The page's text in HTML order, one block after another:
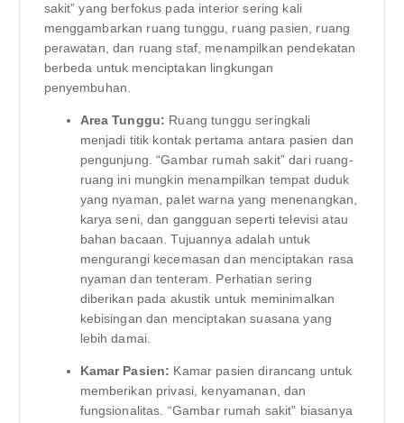
sakit” yang berfokus pada interior sering kali
menggambarkan ruang tunggu, ruang pasien, ruang
perawatan, dan ruang staf, menampilkan pendekatan
berbeda untuk menciptakan lingkungan
penyembuhan.
Area Tunggu: Ruang tunggu seringkali
menjadi titik kontak pertama antara pasien dan
pengunjung. “Gambar rumah sakit” dari ruang-
ruang ini mungkin menampilkan tempat duduk
yang nyaman, palet warna yang menenangkan,
karya seni, dan gangguan seperti televisi atau
bahan bacaan. Tujuannya adalah untuk
mengurangi kecemasan dan menciptakan rasa
nyaman dan tenteram. Perhatian sering
diberikan pada akustik untuk meminimalkan
kebisingan dan menciptakan suasana yang
lebih damai.
Kamar Pasien: Kamar pasien dirancang untuk
memberikan privasi, kenyamanan, dan
fungsionalitas. “Gambar rumah sakit” biasanya